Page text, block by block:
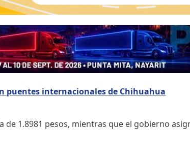
puentes internacionales de Chihuahua
1.8981 pesos, mientras que el gobierno